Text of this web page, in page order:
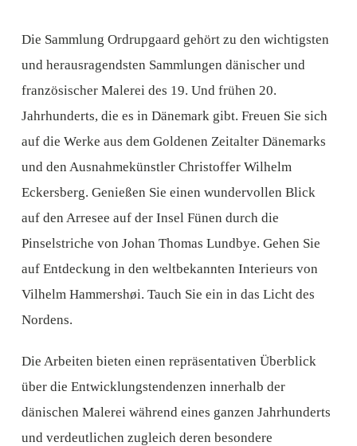
Die Sammlung Ordrupgaard gehört zu den wichtigsten
und herausragendsten Sammlungen dänischer und
französischer Malerei des 19. Und frühen 20.
Jahrhunderts, die es in Dänemark gibt. Freuen Sie sich
auf die Werke aus dem Goldenen Zeitalter Dänemarks
und den Ausnahmekünstler Christoffer Wilhelm
Eckersberg. Genießen Sie einen wundervollen Blick
auf den Arresee auf der Insel Fünen durch die
Pinselstriche von Johan Thomas Lundbye. Gehen Sie
auf Entdeckung in den weltbekannten Interieurs von
Vilhelm Hammershøi. Tauch Sie ein in das Licht des
Nordens.
Die Arbeiten bieten einen repräsentativen Überblick
über die Entwicklungstendenzen innerhalb der
dänischen Malerei während eines ganzen Jahrhunderts
und verdeutlichen zugleich deren besondere